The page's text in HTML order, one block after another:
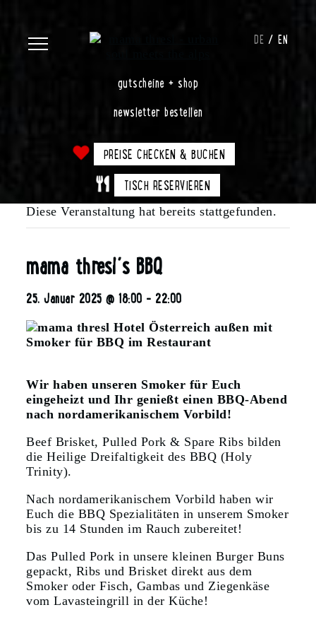
DE EN
gutscheine + shop
newsletter bestellen
PREISE CHECKEN & BUCHEN
TISCH RESERVIEREN
Diese Veranstaltung hat bereits stattgefunden.
mama thresl´s BBQ
25. Januar 2025 @ 18:00 - 22:00
Wir haben unseren Smoker für Euch
eingeheizt und Ihr genießt einen BBQ-Abend
nach nordamerikanischem Vorbild!
Beef Brisket, Pulled Pork & Spare Ribs bilden
die Heilige Dreifaltigkeit des BBQ (Holy
Trinity).
Nach nordamerikanischem Vorbild haben wir
Euch die BBQ Spezialitäten in unserem Smoker
bis zu 14 Stunden im Rauch zubereitet!
Das Pulled Pork in unsere kleinen Burger Buns
gepackt, Ribs und Brisket direkt aus dem
Smoker oder Fisch, Gambas und Ziegenkäse
vom Lavasteingrill in der Küche!